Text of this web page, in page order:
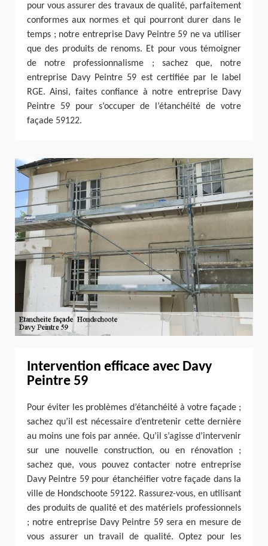
pour vous assurer des travaux de qualité, parfaitement
conformes aux normes et qui pourront durer dans le
temps ; notre entreprise Davy Peintre 59 ne va utiliser
que des produits de renoms. Et pour vous témoigner
de notre professionnalisme ; sachez que, notre
entreprise Davy Peintre 59 est certifiée par le label
RGE. Ainsi, faites confiance à notre entreprise Davy
Peintre 59 pour s’occuper de l’étanchéité de votre
façade 59122.
Intervention efficace avec Davy
Peintre 59
Pour éviter les problèmes d’étanchéité à votre façade ;
sachez qu’il est nécessaire d’entretenir cette dernière
au moins une fois par année. Qu’il s’agisse d’intervenir
sur une nouvelle construction, ou en rénovation ;
sachez que, vous pouvez contacter notre entreprise
Davy Peintre 59 pour étanchéifier votre façade dans la
ville de Hondschoote 59122. Rassurez-vous, en utilisant
des produits de qualité et des matériels professionnels
; notre entreprise Davy Peintre 59 sera en mesure de
vous assurer un travail de qualité. Optez pour les